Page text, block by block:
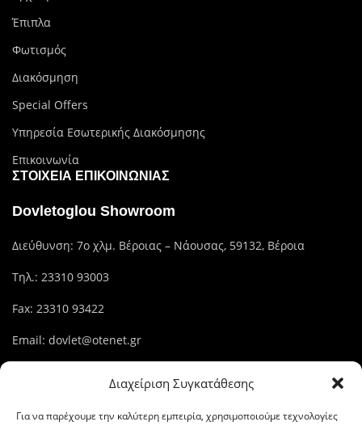
Διαχείριση Συγκατάθεσης
Για να παρέχουμε την καλύτερη εμπειρία, χρησιμοποιούμε τεχνολογίες
Έπιπλα
Φωτισμός
Διακόσμηση
Special Offers
Υπηρεσία Εσωτερικής Διακόσμησης
Επικοινωνία
ΣΤΟΙΧΕΊΑ ΕΠΙΚΟΙΝΩΝΊΑΣ
Dovletoglou Showroom
Διεύθυνση: 7ο χλμ. Βέροιας – Νάουσας, 59132, Βέροια
Τηλ.: 23310 93003
Fax: 23310 93422
Email: dovlet@otenet.gr
Dovletoglou Branch